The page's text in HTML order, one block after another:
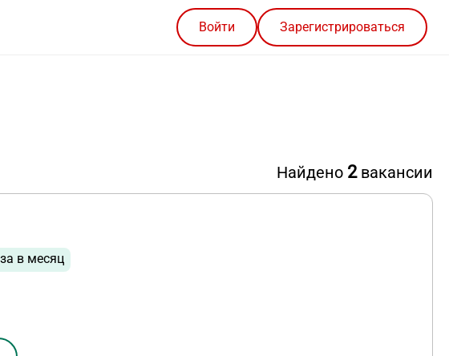
Войти Зарегистрироваться
Найдено 2вакансии
в месяц